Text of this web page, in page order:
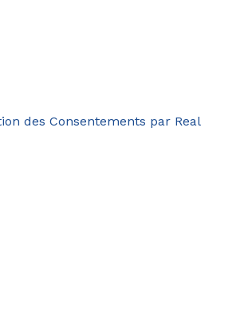
des Consentements par Real